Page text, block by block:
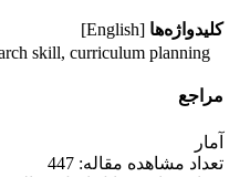
کلیدواژه‌ها [English]
skill, curriculum planning
مراجع
آمار
تعداد مشاهده مقاله: 447